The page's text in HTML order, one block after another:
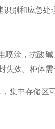
别和应急处
涂，抗酸
效。柜体需
集中存储区